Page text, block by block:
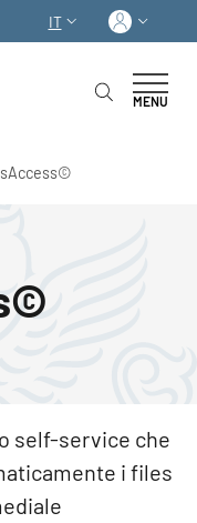
SELETTORE LINGUA:
IT
MENU
self-service che
i files